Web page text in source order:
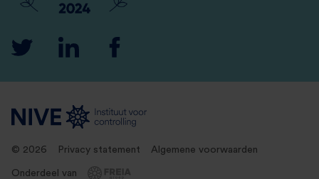
© 2026 Privacy statement Algemene voorwaarden
Onderdeel van